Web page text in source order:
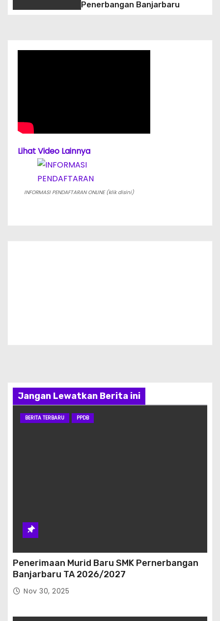
Penerbangan Banjarbaru
Lihat Video Lainnya
INFORMASI PENDAFTARAN ONLINE (klik disini)
Jangan Lewatkan Berita ini
BERITA TERBARU PPDB
Penerimaan Murid Baru SMK Pernerbangan
Banjarbaru TA 2026/2027
Nov 30, 2025